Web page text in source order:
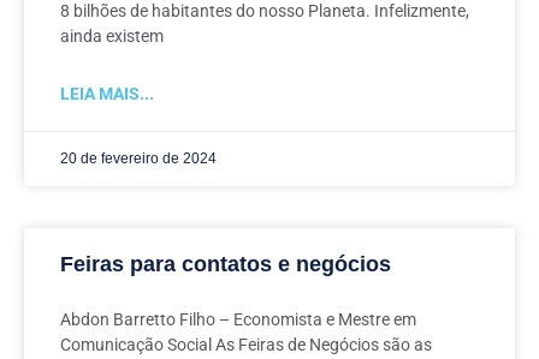
8 bilhões de habitantes do nosso Planeta. Infelizmente,
ainda existem
LEIA MAIS...
20 de fevereiro de 2024
Feiras para contatos e negócios
Abdon Barretto Filho – Economista e Mestre em
Comunicação Social As Feiras de Negócios são as